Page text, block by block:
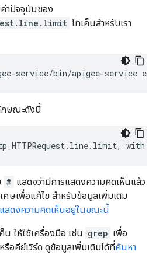
ค่าปัจจุบันของ
โทเค็นสำหรับเรา
service/bin/apigee-service
กษณะดังนี้
# แสดงว่ามีการแสดงความคิดเห็นแล้ว
ษเพื่อแก้ไข สำหรับข้อมูลเพิ่มเติม
สดงความคิดเห็นอยู่ในขณะนี้
น ให้ใช้เครื่องมือ เช่น grep เพื่อ
อคีย์เวิร์ด ดูข้อมูลเพิ่มเติมได้ที่ค้นหา